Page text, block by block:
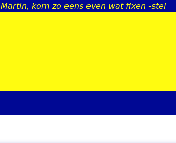
Jump to
Martin, kom zo eens even wat fixen -stel